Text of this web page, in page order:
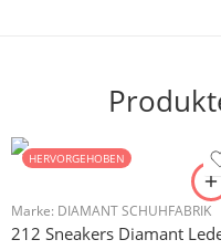
HERVORGEHOBEN
Marke: DIAMANT SCHUHFABRIK